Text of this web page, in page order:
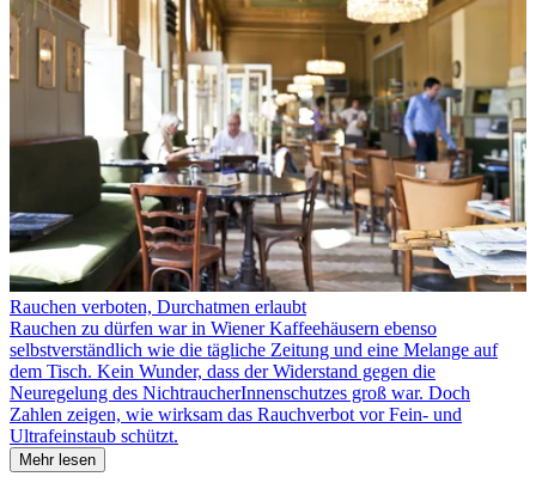
Rauchen verboten, Durchatmen erlaubt
Rauchen zu dürfen war in Wiener Kaffeehäusern ebenso
selbstverständlich wie die tägliche Zeitung und eine Melange auf
dem Tisch. Kein Wunder, dass der Widerstand gegen die
Neuregelung des NichtraucherInnenschutzes groß war. Doch
Zahlen zeigen, wie wirksam das Rauchverbot vor Fein- und
Ultrafeinstaub schützt.
Mehr lesen